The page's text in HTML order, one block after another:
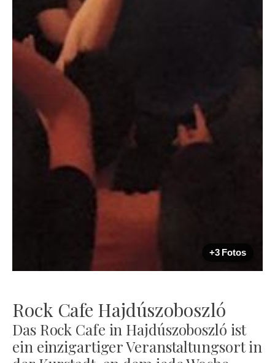
+3 Fotos
Rock Cafe Hajdúszoboszló
Das Rock Cafe in Hajdúszoboszló ist
ein einzigartiger Veranstaltungsort in